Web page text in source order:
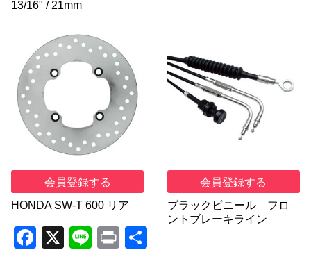
13/16" / 21mm
会員登録する
HONDA SW-T 600 リア
会員登録する
ブラックビニール フロ
ントブレーキライン
F
X
Li
Pr